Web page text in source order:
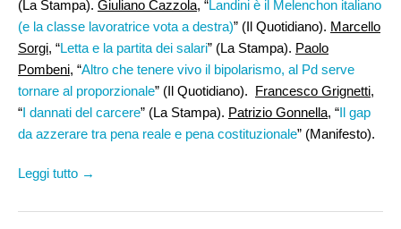
(La Stampa). Giuliano Cazzola, “Landini è il Melenchon italiano
(e la classe lavoratrice vota a destra)” (Il Quotidiano). Marcello
Sorgi, “Letta e la partita dei salari” (La Stampa). Paolo
Pombeni, “Altro che tenere vivo il bipolarismo, al Pd serve
tornare al proporzionale” (Il Quotidiano). Francesco Grignetti,
“I dannati del carcere” (La Stampa). Patrizio Gonnella, “Il gap
da azzerare tra pena reale e pena costituzionale” (Manifesto).
Leggi tutto →